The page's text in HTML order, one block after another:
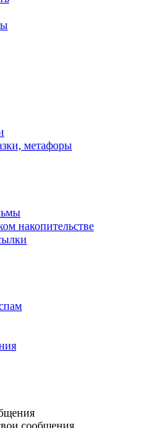
метафоры
накопительстве